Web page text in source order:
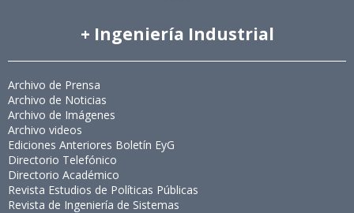
+ Ingeniería Industrial
Archivo de Prensa
Archivo de Noticias
Archivo de Imágenes
Archivo videos
Ediciones Anteriores Boletín EyG
Directorio Telefónico
Directorio Académico
Revista Estudios de Políticas Públicas
Revista de Ingeniería de Sistemas